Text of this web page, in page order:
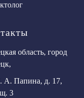
область, город
А. Папина, д. 17,
3